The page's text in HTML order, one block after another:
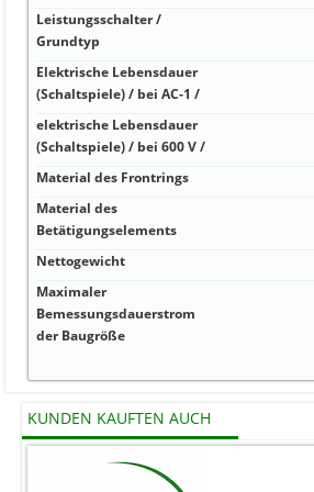
Leistungsschalter /
Grundtyp
Elektrische Lebensdauer
(Schaltspiele) / bei AC-1 /
elektrische Lebensdauer
(Schaltspiele) / bei 600 V /
Material des Frontrings
Material des
Betätigungselements
Nettogewicht
Maximaler
Bemessungsdauerstrom
der Baugröße
KUNDEN KAUFTEN AUCH